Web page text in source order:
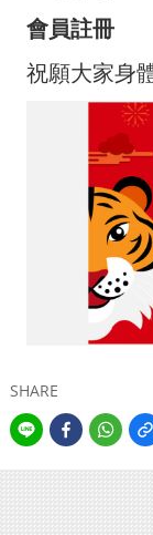
會員註冊
祝願大家身
SHARE